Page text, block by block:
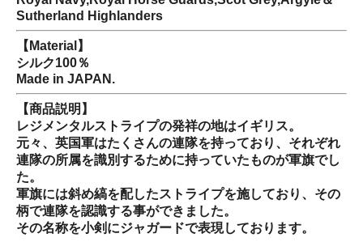
Sutherland Highlanders
【Material】
シルク100％
Made in JAPAN.
【商品説明】
レジメンタルストライプの発祥の地はイギリス。
元々、英国軍はたくさんの連隊を持っており、それぞれ
連隊の所属を識別するために持っていたものが軍旗でし
た。
軍旗には斜め縞を配したストライプを施しており、その
柄で連隊を認識する事ができました。
その名称を小剣にジャガードで表現しております。